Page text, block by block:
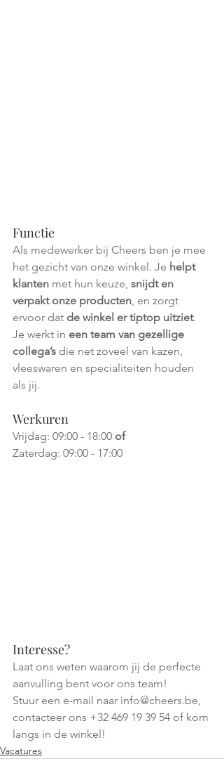
Functie
Als medewerker bij Cheers ben je mee
het gezicht van onze winkel. Je helpt
klanten met hun keuze, snijdt en
verpakt onze producten, en zorgt
ervoor dat de winkel er tiptop uitziet.
Je werkt in een team van gezellige
collega’s die net zoveel van kazen,
vleeswaren en specialiteiten houden
als jij.
Werkuren
Vrijdag: 09:00 - 18:00 of
Zaterdag: 09:00 - 17:00
Interesse?
Laat ons weten waarom jij de perfecte
aanvulling bent voor ons team!
Stuur een e-mail naar info@cheers.be,
contacteer ons +32 469 19 39 54 of kom
langs in de winkel!
Vacatures